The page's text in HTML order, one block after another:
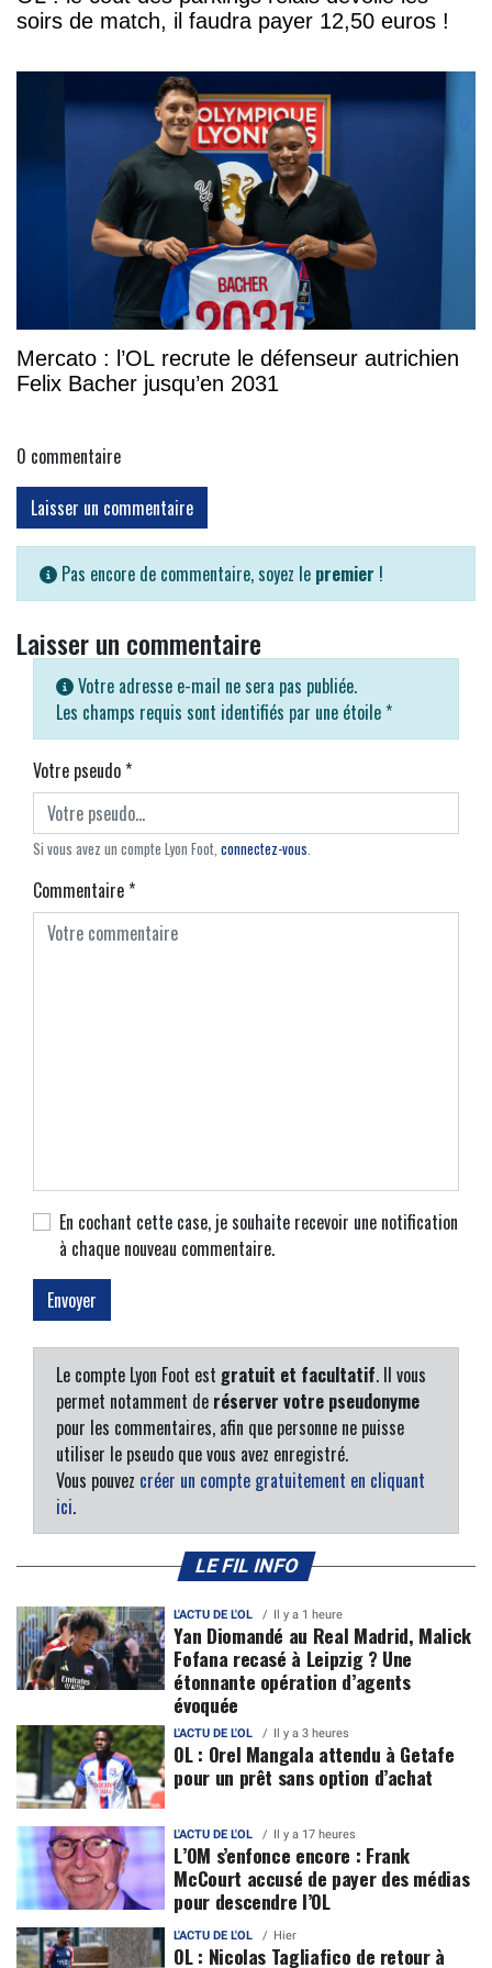
soirs de match, il faudra payer 12,50 euros !
Mercato : l’OL recrute le défenseur autrichien
Felix Bacher jusqu’en 2031
0 commentaire
Laisser un commentaire
Pas encore de commentaire, soyez le premier !
Laisser un commentaire
Votre adresse e-mail ne sera pas publiée.
Les champs requis sont identifiés par une étoile *
Votre pseudo*
Si vous avez un compte Lyon Foot, connectez-vous.
Commentaire*
En cochant cette case, je souhaite recevoir une notification
à chaque nouveau commentaire.
Le compte Lyon Foot est gratuit et facultatif. Il vous
permet notamment de réserver votre pseudonyme
pour les commentaires, afin que personne ne puisse
utiliser le pseudo que vous avez enregistré.
Vous pouvez créer un compte gratuitement en cliquant
ici.
LE FIL INFO
L'ACTU DE L'OL Il y a 1 heure
Yan Diomandé au Real Madrid, Malick
Fofana recasé à Leipzig ? Une
étonnante opération d’agents
évoquée
L'ACTU DE L'OL Il y a 3 heures
OL : Orel Mangala attendu à Getafe
pour un prêt sans option d’achat
L'ACTU DE L'OL Il y a 17 heures
L’OM s’enfonce encore : Frank
McCourt accusé de payer des médias
pour descendre l’OL
L'ACTU DE L'OL Hier
OL : Nicolas Tagliafico de retour à